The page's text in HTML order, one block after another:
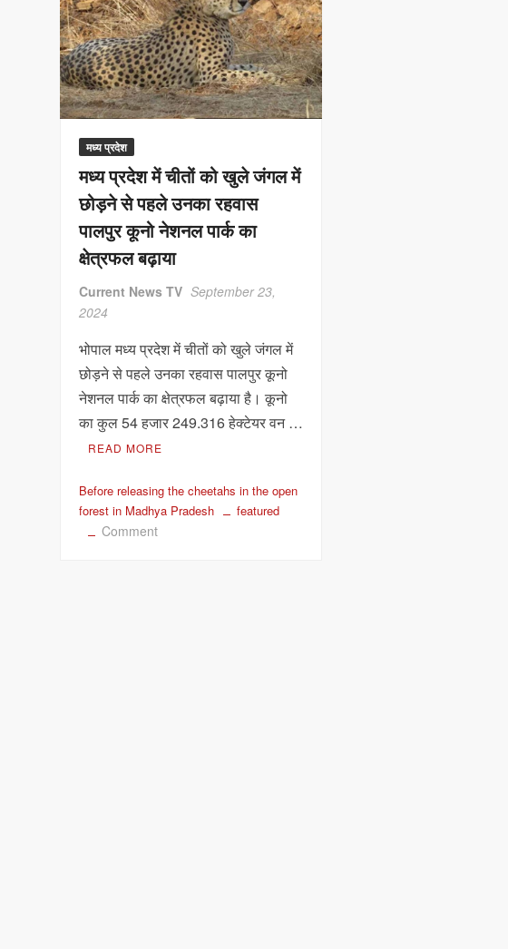
मध्य प्रदेश
मध्य प्रदेश में चीतों को खुले जंगल में
छोड़ने से पहले उनका रहवास
पालपुर कूनो नेशनल पार्क का
क्षेत्रफल बढ़ाया
Current News TV September 23,
2024
भोपाल मध्य प्रदेश में चीतों को खुले जंगल में
छोड़ने से पहले उनका रहवास पालपुर कूनो
नेशनल पार्क का क्षेत्रफल बढ़ाया है। कूनो
का कुल 54 हजार 249.316 हेक्टेयर वन …
READ MORE
Before releasing the cheetahs in the open
forest in Madhya Pradesh
featured
Commenton